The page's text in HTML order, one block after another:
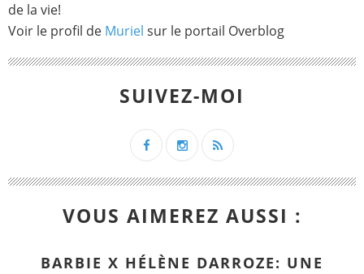
de la vie!
Voir le profil de Muriel sur le portail Overblog
SUIVEZ-MOI
VOUS AIMEREZ AUSSI :
BARBIE X HÉLÈNE DARROZE: UNE